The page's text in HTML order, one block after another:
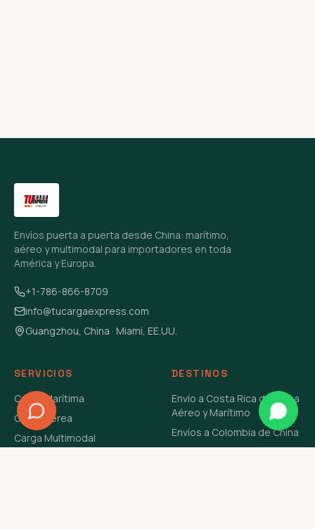
Envíos puerta a puerta desde China: marítimo,
aéreo y multimodal para importadores en toda
América y Europa.
+1-786-866-8709
info@tucargaexpress.com
Guangzhou, China · Miami, EE.UU.
SERVICIOS
Carga Marítima
Carga Aérea
Carga Multimodal
DESTINOS
Envío a Costa Rica de China
Aéreo y Marítimo
Envíos a Colombia de China